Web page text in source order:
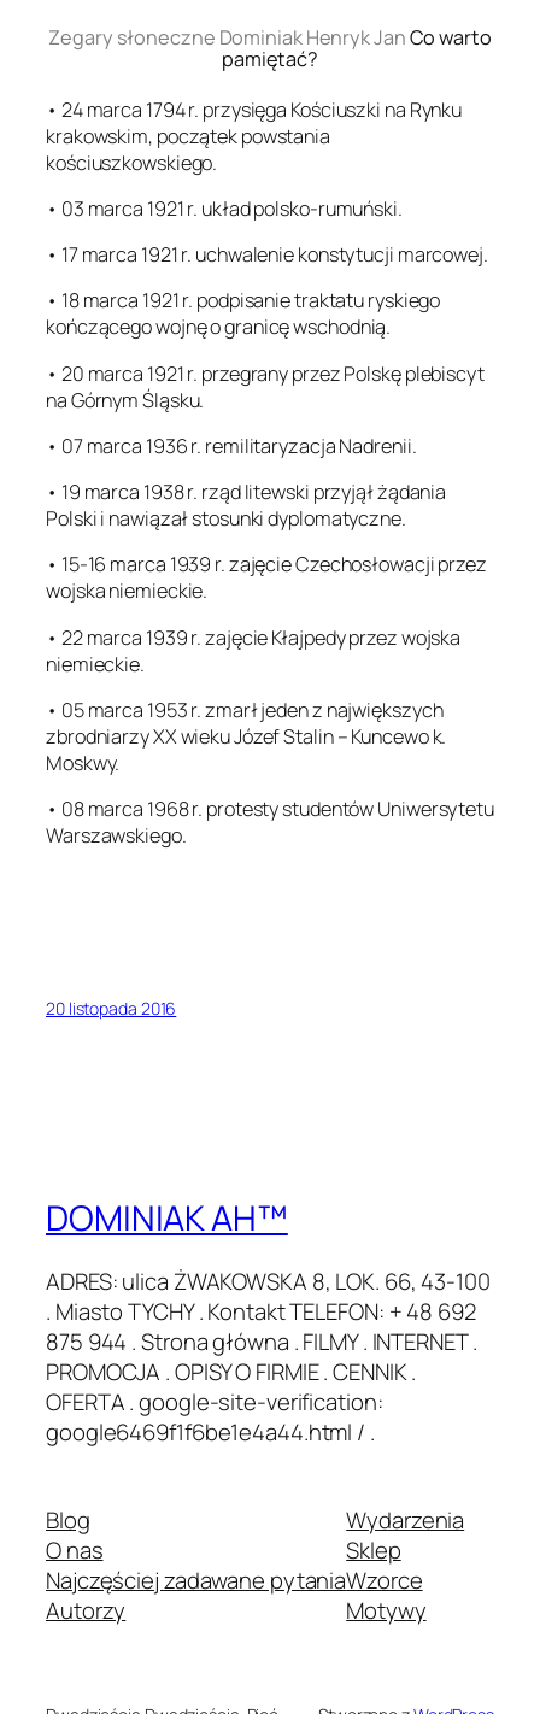
Zegary słoneczne Dominiak Henryk JanCo warto
pamiętać?
• 24 marca 1794 r. przysięga Kościuszki na Rynku
krakowskim, początek powstania
kościuszkowskiego.
• 03 marca 1921 r. układ polsko-rumuński.
• 17 marca 1921 r. uchwalenie konstytucji marcowej.
• 18 marca 1921 r. podpisanie traktatu ryskiego
kończącego wojnę o granicę wschodnią.
• 20 marca 1921 r. przegrany przez Polskę plebiscyt
na Górnym Śląsku.
• 07 marca 1936 r. remilitaryzacja Nadrenii.
• 19 marca 1938 r. rząd litewski przyjął żądania
Polski i nawiązał stosunki dyplomatyczne.
• 15-16 marca 1939 r. zajęcie Czechosłowacji przez
wojska niemieckie.
• 22 marca 1939 r. zajęcie Kłajpedy przez wojska
niemieckie.
• 05 marca 1953 r. zmarł jeden z największych
zbrodniarzy XX wieku Józef Stalin – Kuncewo k.
Moskwy.
• 08 marca 1968 r. protesty studentów Uniwersytetu
Warszawskiego.
20 listopada 2016
DOMINIAK AH™
ADRES: ulica ŻWAKOWSKA 8, LOK. 66, 43-100
. Miasto TYCHY . Kontakt TELEFON: + 48 692
875 944 . Strona główna . FILMY . INTERNET .
PROMOCJA . OPISY O FIRMIE . CENNIK .
OFERTA . google-site-verification:
google6469f1f6be1e4a44.html / .
Blog
O nas
Najczęściej zadawane pytania
Autorzy
Wydarzenia
Sklep
Wzorce
Motywy